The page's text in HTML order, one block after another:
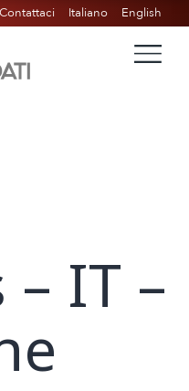
Contattaci Italiano English
IT –